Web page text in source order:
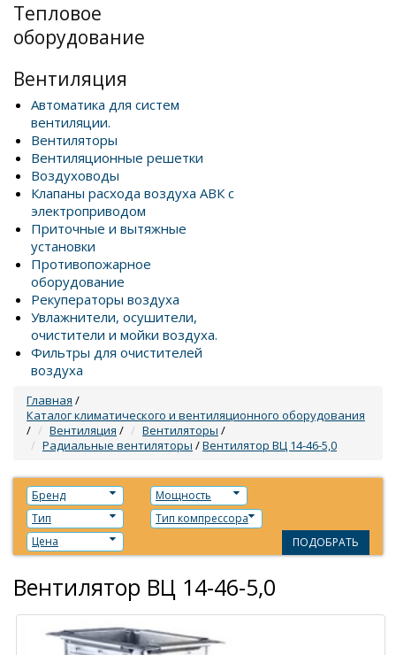
Тепловое
оборудование
Вентиляция
Автоматика для систем
вентиляции.
Вентиляторы
Вентиляционные решетки
Воздуховоды
Клапаны расхода воздуха АВК с
электроприводом
Приточные и вытяжные
установки
Противопожарное
оборудование
Рекуператоры воздуха
Увлажнители, осушители,
очистители и мойки воздуха.
Фильтры для очистителей
воздуха
Главная /
Каталог климатического и вентиляционного оборудования
/
Вентиляция / Вентиляторы /
Радиальные вентиляторы /Вентилятор ВЦ 14-46-5,0
Бренд
Мощность
Тип
Тип компрессора
Цена
ПОДОБРАТЬ
Вентилятор ВЦ 14-46-5,0